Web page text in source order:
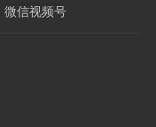
微信视频号